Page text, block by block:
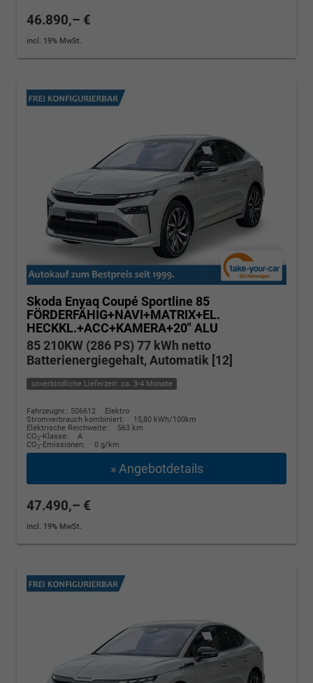
46.890,– €
incl. 19% MwSt.
Skoda Enyaq CoupéSportline 85
FÖRDERFÄHIG+NAVI+MATRIX+EL.
HECKKL.+ACC+KAMERA+20" ALU
85 210KW (286 PS) 77 kWh netto
Batterienergiegehalt, Automatik [12]
unverbindliche Lieferzeit: ca. 3-4 Monate
Fahrzeugnr.: 506612
Elektro
Stromverbrauch kombiniert:
15,80 kWh/100km
Elektrische Reichweite:
563 km
CO2-Klasse:
A
CO2-Emissionen: 0 g/km
» Angebotdetails
47.490,– €
incl. 19% MwSt.